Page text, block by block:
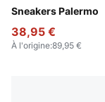
Sneakers Palermo
Vibrant Silver-Gum
38,95 €
À l'origine:89,95 €